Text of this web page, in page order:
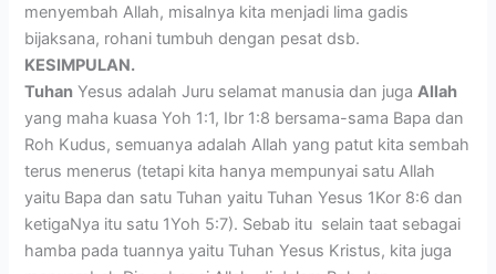
menyembah Allah, misalnya kita menjadi lima gadis
bijaksana, rohani tumbuh dengan pesat dsb.
KESIMPULAN.
Tuhan Yesus adalah Juru selamat manusia dan jugaAllah
yang maha kuasa Yoh 1:1, Ibr 1:8 bersama-sama Bapa dan
Roh Kudus, semuanya adalah Allah yang patut kita sembah
terus menerus (tetapi kita hanya mempunyai satu Allah
yaitu Bapa dan satu Tuhan yaitu Tuhan Yesus 1Kor 8:6 dan
ketigaNya itu satu 1Yoh 5:7). Sebab itu selain taat sebagai
hamba pada tuannya yaitu Tuhan Yesus Kristus, kita juga